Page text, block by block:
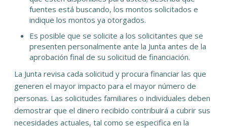
fuentes está buscando, los montos solicitados e
indique los montos ya otorgados.
Es posible que se solicite a los solicitantes que se
presenten personalmente ante la Junta antes de la
aprobación final de su solicitud de financiación.
La Junta revisa cada solicitud y procura financiar las que
generen el mayor impacto para el mayor número de
personas. Las solicitudes familiares o individuales deben
demostrar que el dinero recibido contribuirá a cubrir sus
necesidades actuales, tal como se especifica en la